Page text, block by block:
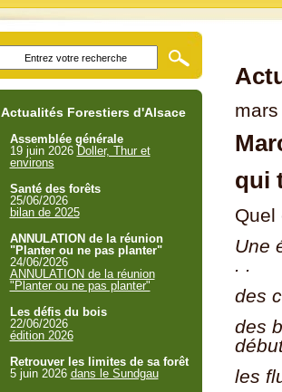
qui
Quel
Une
. .
des
des
les
Actualités Forestiers d'Alsace
Assemblée générale
19 juin 2026 Doller, Thur et
environs
Santé des forêts
25/06/2026
bilan de 2025
ANNULATION de la réunion
"Planter ou ne pas planter"
24/06/2026
ANNULATION de la réunion
"Planter ou ne pas planter"
Les défis du bois
22/06/2026
édition 2026
Retrouver les limites de sa forêt
5 juin 2026 dans le Sundgau